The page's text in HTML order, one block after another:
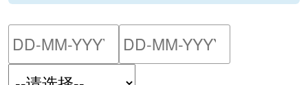
请输入搜索日期范围的开